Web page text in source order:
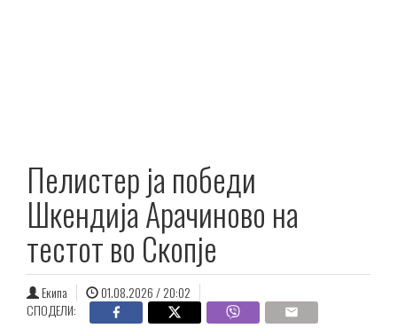
Пелистер ја победи
Шкендија Арачиново на
тестот во Скопје
Екипа
01.08.2026 / 20:02
СПОДЕЛИ: